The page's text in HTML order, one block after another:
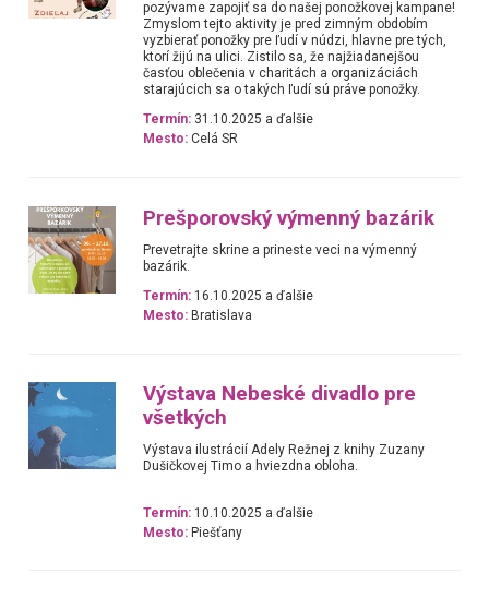
pozývame zapojiť sa do našej ponožkovej kampane!
Zmyslom tejto aktivity je pred zimným obdobím
vyzbierať ponožky pre ľudí v núdzi, hlavne pre tých,
ktorí žijú na ulici. Zistilo sa, že najžiadanejšou
časťou oblečenia v charitách a organizáciách
starajúcich sa o takých ľudí sú práve ponožky.
Termín: 31.10.2025 a ďalšie
Mesto: Celá SR
Prešporovský výmenný bazárik
Prevetrajte skrine a prineste veci na výmenný
bazárik.
Termín: 16.10.2025 a ďalšie
Mesto: Bratislava
Výstava Nebeské divadlo pre
všetkých
Výstava ilustrácií Adely Režnej z knihy Zuzany
Dušičkovej Timo a hviezdna obloha.
Termín: 10.10.2025 a ďalšie
Mesto: Piešťany